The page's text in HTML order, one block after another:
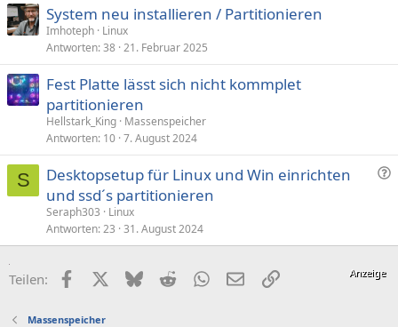
System neu installieren / Partitionieren
Imhoteph Linux
Antworten 38 21. Februar 2025
Fest Platte lässt sich nicht kommplet
partitionieren
Hellstark_King Massenspeicher
Antworten 10 7. August 2024
S
F
e
Desktopsetup für Linux und Win einrichten
und ssd´s partitionieren
Seraph303
Linux
Antworten 23 31. August 2024
Teilen: FacebookX (Twitter)
BlueskyRedditWhatsApp
E-MailLink
Massenspeicher